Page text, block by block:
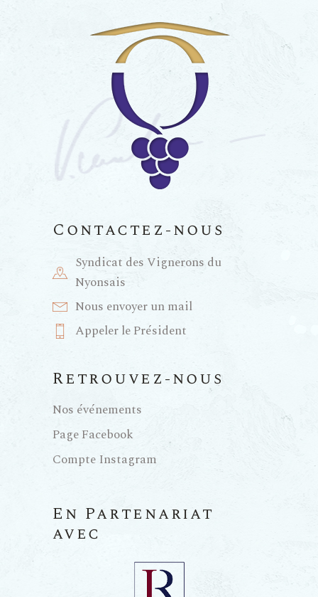
Contactez-nous
Syndicat des Vignerons du
Nyonsais
Nous envoyer un mail
Appeler le Président
Retrouvez-nous
Nos événements
Page Facebook
Compte Instagram
En Partenariat
avec